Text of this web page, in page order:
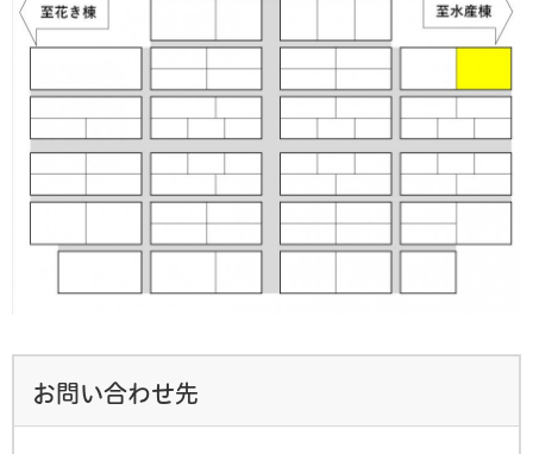
お問い合わせ先